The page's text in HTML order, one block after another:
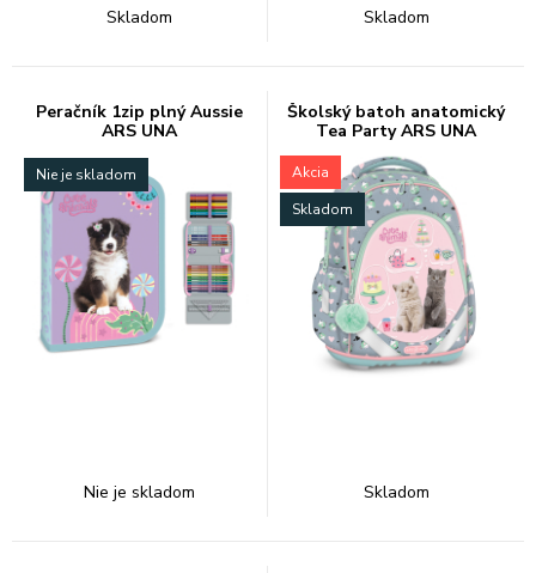
Skladom Skladom
Peračník 1zip plný Aussie
ARS UNA
Nie je skladom
Nie je skladom
Školský batoh anatomický
Tea Party ARS UNA
Akcia
Skladom
Skladom